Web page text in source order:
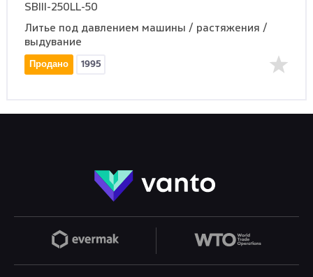
SBIII-250LL-50
Литье под давлением машины / растяжения /
выдувание
Продано 1995